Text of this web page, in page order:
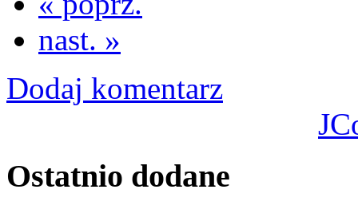
nast. »
Dodaj komentarz
Ostatnio dodane